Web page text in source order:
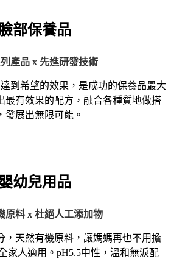
部保養品
產品 x 先進研發技術
到希望的效果，是成功的保養品最大
最有效果的配方，融合各種質地做搭
發展出無限可能。
幼兒用品
原料 x 杜絕人工添加物
，天然有機原料，讓媽媽再也不用擔
家人適用。pH5.5中性，溫和無淚配